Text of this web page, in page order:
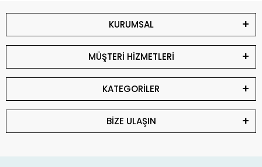
KURUMSAL
MÜŞTERİ HİZMETLERİ
KATEGORİLER
BİZE ULAŞIN